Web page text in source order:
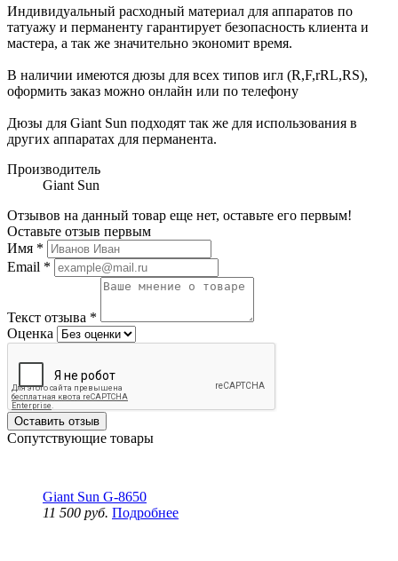
Индивидуальный расходный материал для аппаратов по
татуажу и перманенту гарантирует безопасность клиента и
мастера, а так же значительно экономит время.
В наличии имеются дюзы для всех типов игл (R,F,rRL,RS),
оформить заказ можно онлайн или по телефону
Дюзы для Giant Sun подходят так же для использования в
других аппаратах для перманента.
Производитель
Giant Sun
Отзывов на данный товар еще нет, оставьте его первым!
Оставьте отзыв первым
Имя *
Email *
Текст отзыва *
Оценка
Оставить отзыв
Сопутствующие товары
Giant Sun G-8650
11 500 руб. Подробнее